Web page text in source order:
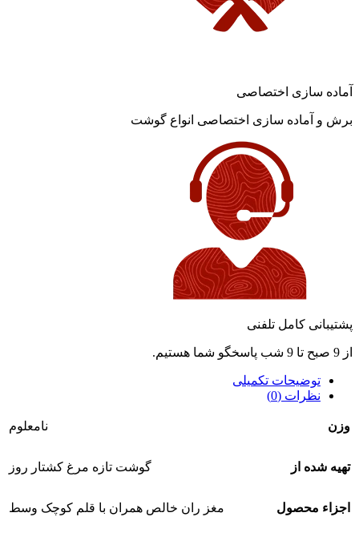
آماده سازی اختصاصی
برش و آماده سازی اختصاصی انواع گوشت
پشتیبانی کامل تلفنی
از 9 صبح تا 9 شب پاسخگو شما هستیم.
توضیحات تکمیلی
نظرات (0)
وزن نامعلوم
تهیه شده از گوشت تازه مرغ کشتار روز
اجزاء محصول مغز ران خالص همران با قلم کوچک وسط